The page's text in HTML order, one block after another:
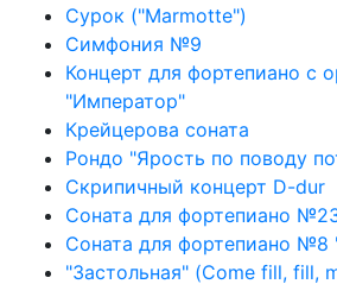
Сурок ("Marmotte")
Симфония №9
Концерт для фортепиано с
"Император"
Крейцерова соната
Рондо "Ярость по поводу
Скрипичный концерт D-dur
Соната для фортепиано
Соната для фортепиано №8
"Застольная" (Come fill, fill,